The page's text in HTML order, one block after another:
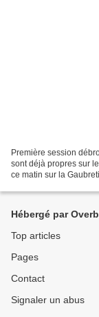
Première session
sont déjà propres sur
ce matin sur la
Hébergé par
Top articles
Pages
Contact
Signaler un abus